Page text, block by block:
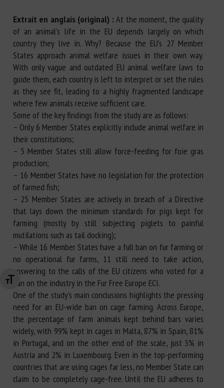
Changer la taille de la police
Extrait en anglais (original) :At the moment, the quality
of an animal’s life in the EU depends largely on which
country they live in. Why? Because the EU’s 27 Member
States approach animal welfare issues in their own way.
With only vague and outdated EU animal welfare laws to
guide them, each country is left to interpret or set the rules
as they see fit, leading to a highly fragmented landscape
where few animals receive sufficient care.
Some of the key findings from the study are as follows:
– Only 6 Member States explicitly include animal welfare in
their constitutions;
– 5 Member States still allow force-feeding for foie gras
production;
– 16 Member States have no legislation for the protection
of farmed fish;
– 25 Member States are actively in breach of a Directive
that lays down the minimum standards for pigs kept for
farming (mostly by still subjecting piglets to painful
mutilations such as tail docking);
– While 16 Member States have a full ban on fur farming or
no operational fur farms, 11 still need to take action,
answering to the calls of the EU citizens who voted for a
ban on the industry in the Fur Free Europe ECI.
One of the study’s main conclusions highlights the pressing
need for an EU-wide ban on cage farming. Across Europe,
the percentage of farm animals kept behind bars varies
widely, with 99% kept in cages in Malta, 87% in Spain, 81%
in Portugal, and on the other end of the scale, just 3% in
Austria and 2% in Luxembourg. Even in the top-performing
countries that are using cages far less, no Member State can
claim to be completely cage-free. Until the EU adheres to